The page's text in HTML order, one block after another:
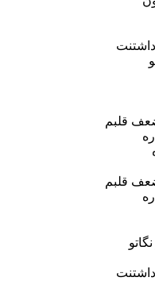
قلبم
قلبم